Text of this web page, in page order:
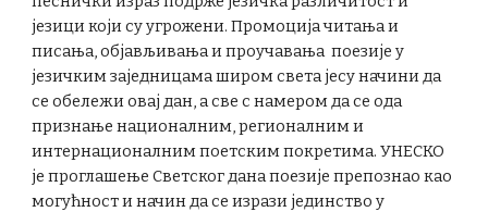
језици који су угрожени. Промоција читања и
писања, објављивања и проучавања поезије у
језичким заједницама широм света јесу начини да
се обележи овај дан, а све с намером да се ода
признање националним, регионалним и
интернационалним поетским покретима. УНЕСКО
је проглашење Светског дана поезије препознао као
могућност и начин да се изрази јединство у